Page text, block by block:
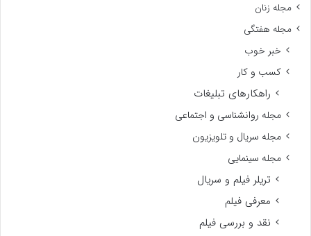
مجله زنان
مجله هفتگی
خبر خوب
کسب و کار
راهکارهای تبلیغات
مجله روانشناسی و اجتماعی
مجله سریال و تلویزیون
مجله سینمایی
تریلر فیلم و سریال
معرفی فیلم
نقد و بررسی فیلم